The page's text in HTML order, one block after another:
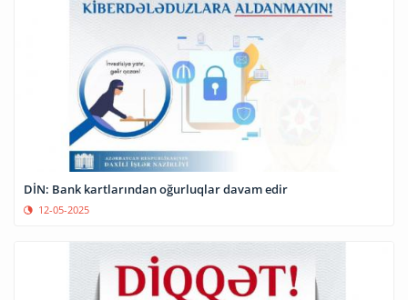
DİN: Bank kartlarından oğurluqlar davam edir
12-05-2025